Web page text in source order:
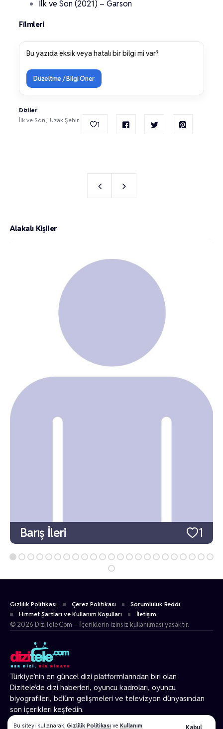
Bu siteyi kullanarak, Gizlilik Politikası ve Kullanım Kabul
İlk ve Son (2021) – Garson
Filmleri
Bu yazıda eksik veya hatalı bir bilgi mi var?
Düzeltme / Bilgi Öner
Diziler
İlk ve Son
Uzak Şehir 1
Alakalı Kişiler
1
Barış İleri
Türkiye’nin en güncel dizi platformlarından biri olan
Dizitele’de dizi haberleri, oyuncu kadroları, oyuncu
biyografileri, bölüm gelişmeleri ve televizyon dünyasından
son içerikleri keşfedin.
© 2026 Tüm Hakları Gizlidir.
Gizlilik Politikası Çerez Politikası
Sorumluluk Reddi
Hizmet Şartları ve Kullanım Koşulları
İletişim
© 2026 DiziTele.Com – İçeriklerin izinsiz kullanılması yasaktır.